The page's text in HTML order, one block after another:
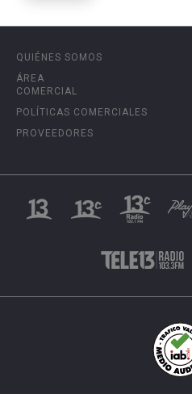
QUIÉNES SOMOS
ÁREA
COMERCIAL
POLÍTICAS COMERCIALES
PROVEEDORES